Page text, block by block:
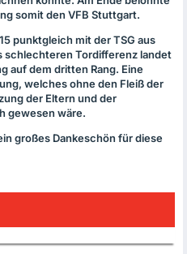
somit den VFB Stuttgart.
punktgleich mit derTSG aus
schlechteren Tordifferenz landet
auf dem dritten Rang. Eine
welches ohne den Fleiß der
der Eltern und der
gewesen wäre.
großes Dankeschön für diese